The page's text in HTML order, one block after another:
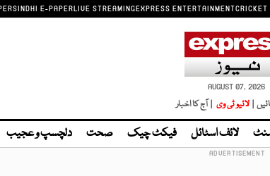
SINDHI E-PAPERLIVE STREAMINGEXPRESS ENTERTAINMENT
AUGUST 07, 2026
| لائیو ٹی وی | آج کا اخبار
لائف اسٹائل فیکٹ چیک صحت دلچسپ و عجیب